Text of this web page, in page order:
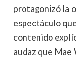
protagonizó la
espectáculo
contenido
audaz que